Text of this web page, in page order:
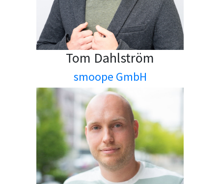
Tom Dahlström
smoope GmbH